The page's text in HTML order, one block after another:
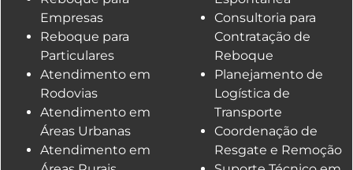
Empresas
Reboque para
Particulares
Atendimento em
Rodovias
Atendimento em
Áreas Urbanas
Atendimento em
Consultoria para
Contratação de
Reboque
Planejamento de
Logística de
Transporte
Coordenação de
Resgate e Remoção